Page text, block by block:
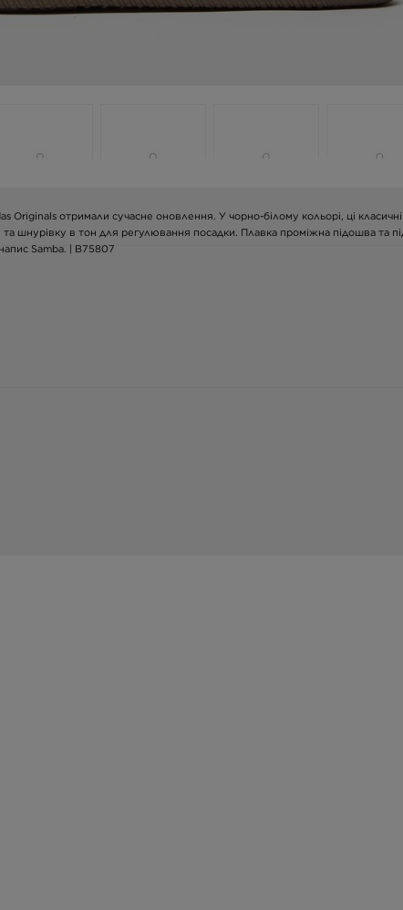
Originals отримали сучасне оновлення. У чорно-білому кольорі, ці
шнурівку в тон для регулювання посадки. Плавка проміжна підошва та
Samba. | B75807